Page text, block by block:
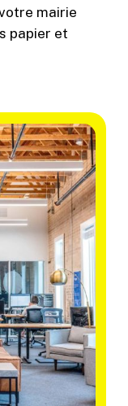
mairie
papier et